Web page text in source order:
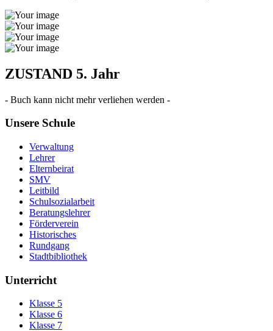
ZUSTAND 5. Jahr
- Buch kann nicht mehr verliehen werden -
Unsere Schule
Verwaltung
Lehrer
Elternbeirat
SMV
Leitbild
Schulsozialarbeit
Beratungslehrer
Förderverein
Historisches
Rundgang
Stadtbibliothek
Unterricht
Klasse 5
Klasse 6
Klasse 7